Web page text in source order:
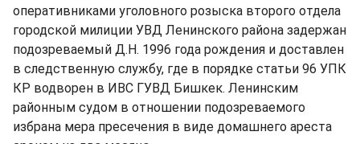
оперативниками уголовного розыска второго отдела
городской милиции УВД Ленинского района задержан
подозреваемый Д.Н. 1996 года рождения и доставлен
в следственную службу, где в порядке статьи 96 УПК
КР водворен в ИВС ГУВД Бишкек. Ленинским
районным судом в отношении подозреваемого
избрана мера пресечения в виде домашнего ареста